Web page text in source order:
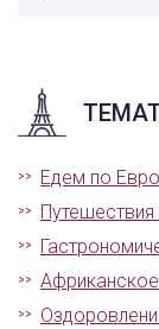
Едем по